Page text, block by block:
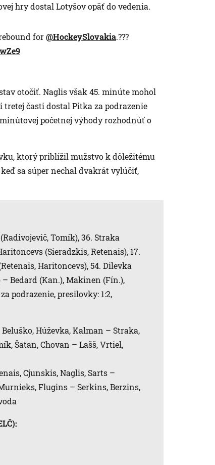
hry dostal Lotyšov opäť do vedenia.
for@HockeySlovakia.???
otočiť. Naglis však 45. minúte mohol
časti dostal Pitka za podrazenie
početnej výhody rozhodnúť o
ktorý priblížil mužstvo k dôležitému
sa súper nechal dvakrát vylúčiť,
Tomík), 36. Straka
(Sieradzkis, Retenais), 17.
Haritoncevs), 54. Dilevka
Bedard (Kan.), Makinen (Fín.),
podrazenie, presilovky: 1:2,
Húževka, Kalman – Straka,
Šatan, Chovan – Lašš, Vrtiel,
Cjunskis, Naglis, Sarts –
Flugins – Serkins, Berzins,